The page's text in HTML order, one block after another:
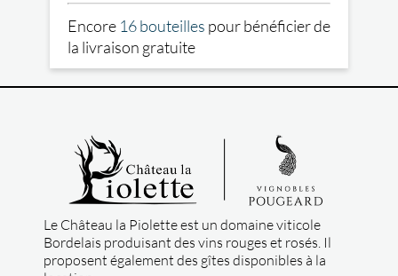
Encore 16 bouteilles pour bénéficier de
la livraison gratuite
Le Château la Piolette est un domaine viticole
Bordelais produisant des vins rouges et rosés. Il
proposent également des gîtes disponibles à la